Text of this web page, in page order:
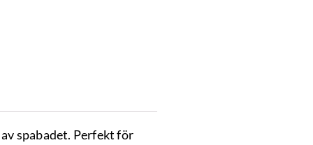
spabadet. Perfekt för